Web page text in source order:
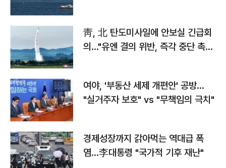
靑, 北 탄도미사일에 안보실 긴급회
의…"유엔 결의 위반, 즉각 중단 촉
여야, '부동산 세제 개편안' 공방…
"실거주자 보호" vs "무책임의 극치"
경제성장까지 갉아먹는 역대급 폭
염…李대통령 "국가적 기후 재난"